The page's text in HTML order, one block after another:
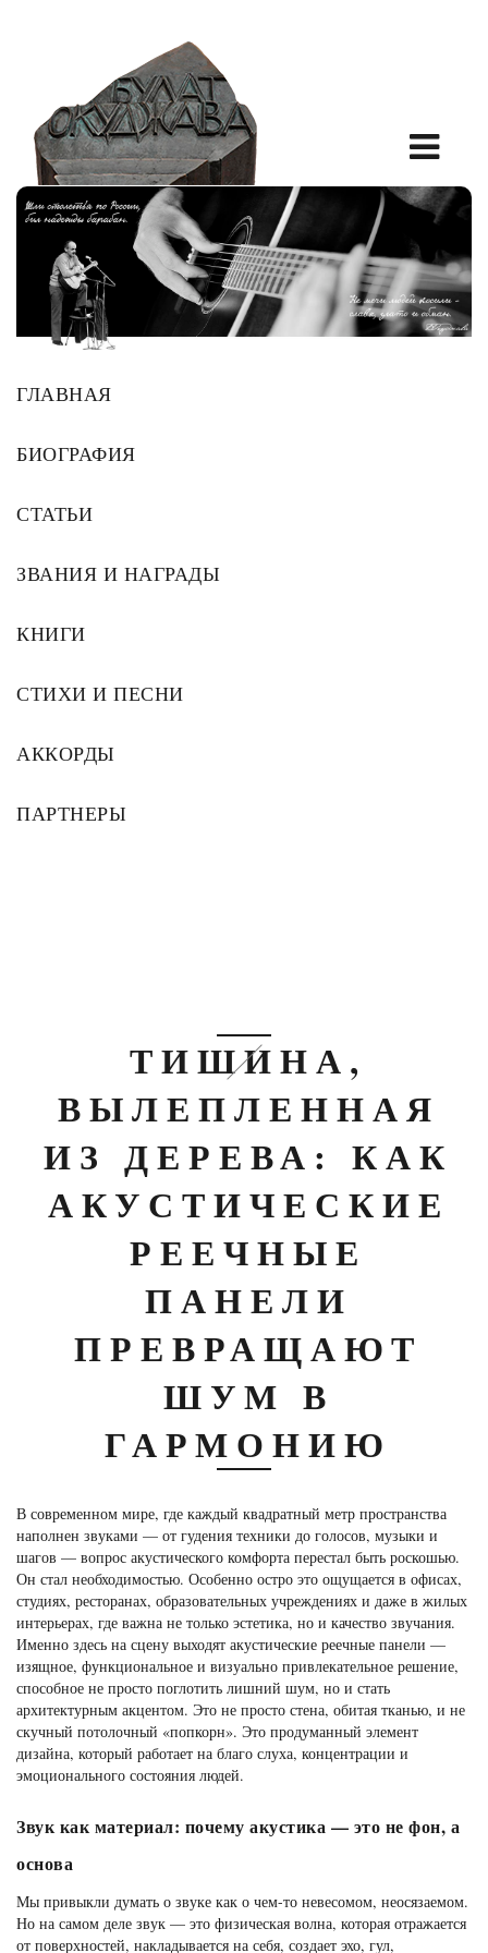
ГЛАВНАЯ
БИОГРАФИЯ
СТАТЬИ
ЗВАНИЯ И НАГРАДЫ
КНИГИ
СТИХИ И ПЕСНИ
АККОРДЫ
ПАРТНЕРЫ
ТИШИНА,
ВЫЛЕПЛЕННАЯ
ИЗ ДЕРЕВА: КАК
АКУСТИЧЕСКИЕ
РЕЕЧНЫЕ
ПАНЕЛИ
ПРЕВРАЩАЮТ
ШУМ В
ГАРМОНИЮ
В современном мире, где каждый квадратный метр пространства
наполнен звуками — от гудения техники до голосов, музыки и
шагов — вопрос акустического комфорта перестал быть роскошью.
Он стал необходимостью. Особенно остро это ощущается в офисах,
студиях, ресторанах, образовательных учреждениях и даже в жилых
интерьерах, где важна не только эстетика, но и качество звучания.
Именно здесь на сцену выходят акустические реечные панели —
изящное, функциональное и визуально привлекательное решение,
способное не просто поглотить лишний шум, но и стать
архитектурным акцентом. Это не просто стена, обитая тканью, и не
скучный потолочный «попкорн». Это продуманный элемент
дизайна, который работает на благо слуха, концентрации и
эмоционального состояния людей.
Звук как материал: почему акустика — это не фон, а
основа
Мы привыкли думать о звуке как о чем-то невесомом, неосязаемом.
Но на самом деле звук — это физическая волна, которая отражается
от поверхностей, накладывается на себя, создает эхо, гул,